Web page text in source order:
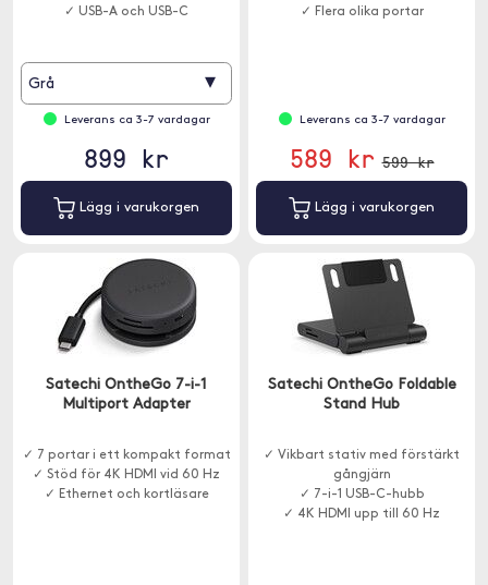
✓ USB-A och USB-C
Grå ▾
Leverans ca 3-7 vardagar
899 kr
Lägg i varukorgen
✓ Flera olika portar
Leverans ca 3-7 vardagar
589 kr 599 kr
Lägg i varukorgen
Satechi OntheGo 7-i-1
Multiport Adapter
✓ 7 portar i ett kompakt format
✓ Stöd för 4K HDMI vid 60 Hz
✓ Ethernet och kortläsare
Satechi OntheGo Foldable
Stand Hub
✓ Vikbart stativ med förstärkt
gångjärn
✓ 7-i-1 USB-C-hubb
✓ 4K HDMI upp till 60 Hz